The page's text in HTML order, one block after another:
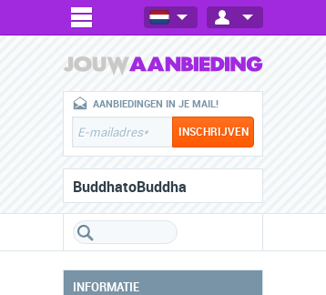
AANBIEDINGEN IN JE MAIL!
BuddhatoBuddha
INFORMATIE